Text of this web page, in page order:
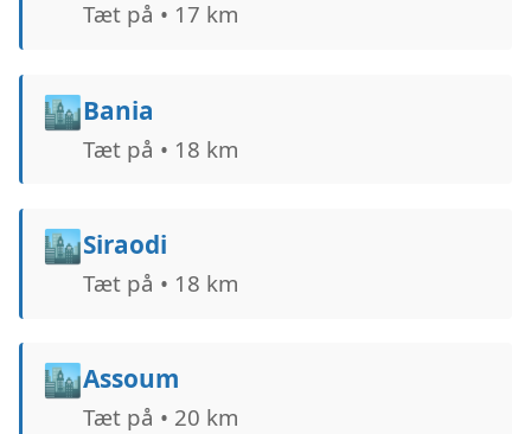
Tæt på • 17 km
🏙️Bania
Tæt på • 18 km
🏙️Siraodi
Tæt på • 18 km
🏙️Assoum
Tæt på • 20 km